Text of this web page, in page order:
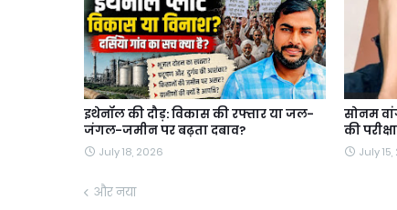
इथेनॉल की दौड़: विकास की रफ्तार या जल-
जंगल-जमीन पर बढ़ता दबाव?
July 18, 2026
सोनम
की परीक्षा
July
और नया